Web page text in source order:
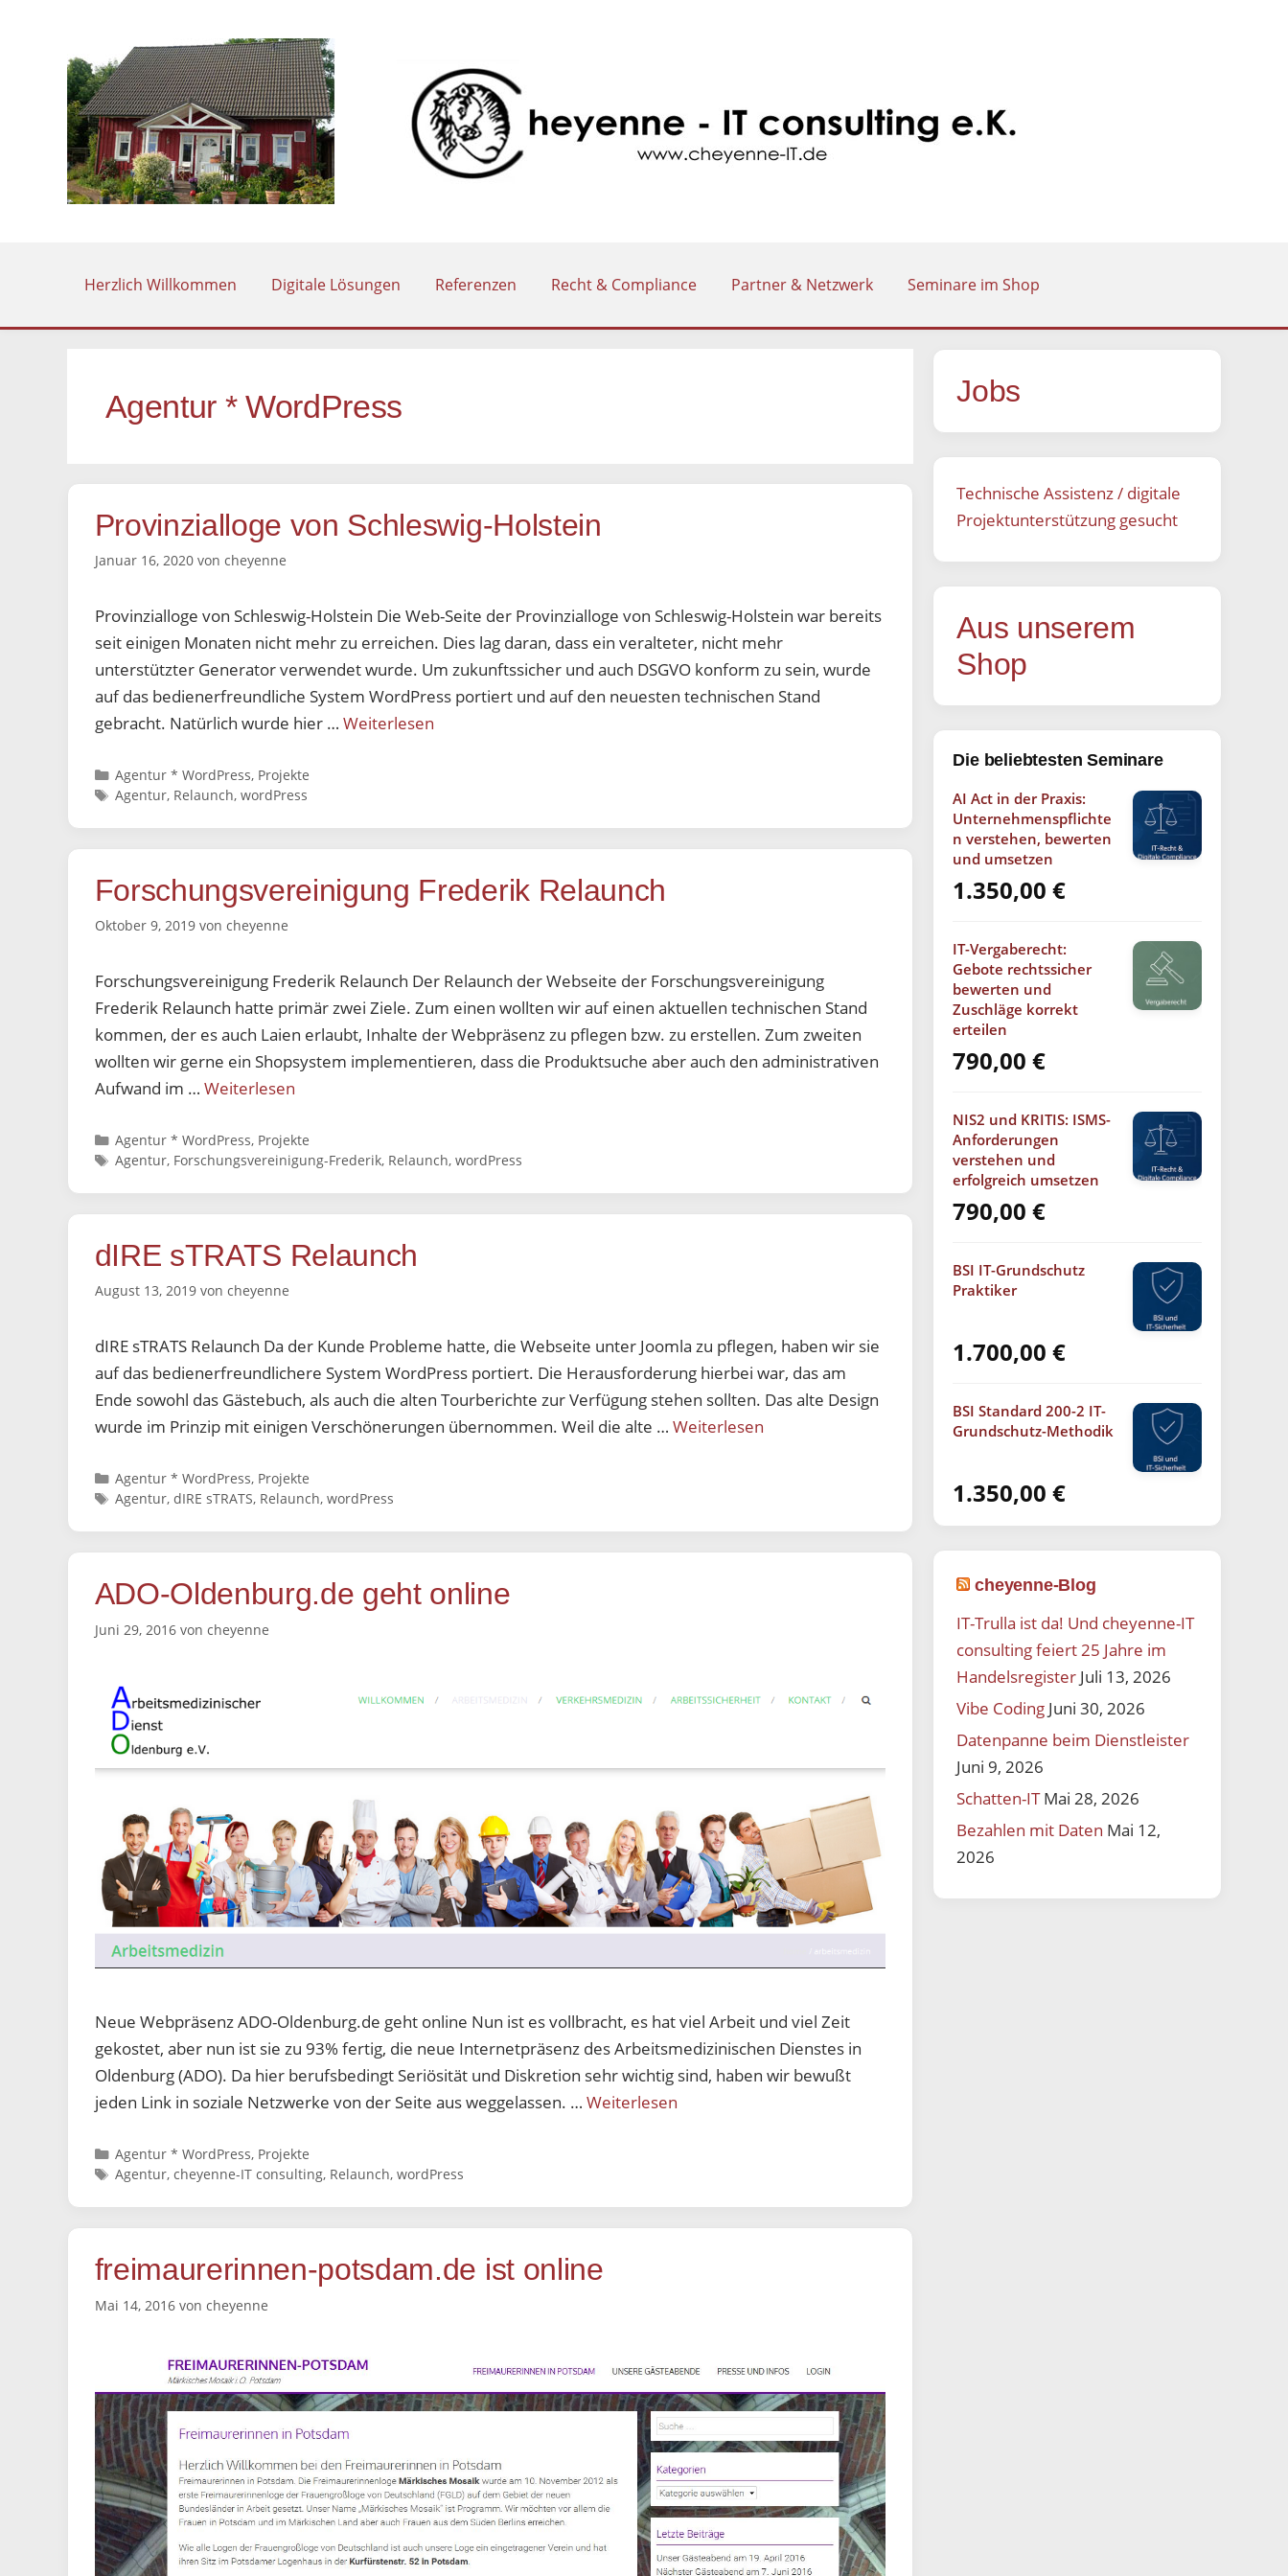
Herzlich Willkommen Digitale Lösungen Referenzen Recht & Compliance Partner & Netzwerk Seminare im Shop
Agentur * WordPress
Provinzialloge von Schleswig-Holstein
Januar 16, 2020 von cheyenne
Provinzialloge von Schleswig-Holstein Die Web-Seite der Provinzialloge von Schleswig-Holstein war bereits
seit einigen Monaten nicht mehr zu erreichen. Dies lag daran, dass ein veralteter, nicht mehr
unterstützter Generator verwendet wurde. Um zukunftssicher und auch DSGVO konform zu sein, wurde
auf das bedienerfreundliche System WordPress portiert und auf den neuesten technischen Stand
gebracht. Natürlich wurde hier … Weiterlesen
Kategorien
Agentur * WordPress, Projekte
Schlagwörter
Agentur, Relaunch,wordPress
Forschungsvereinigung Frederik Relaunch
Oktober 9, 2019 von cheyenne
Forschungsvereinigung Frederik Relaunch Der Relaunch der Webseite der Forschungsvereinigung
Frederik Relaunch hatte primär zwei Ziele. Zum einen wollten wir auf einen aktuellen technischen Stand
kommen, der es auch Laien erlaubt, Inhalte der Webpräsenz zu pflegen bzw. zu erstellen. Zum zweiten
wollten wir gerne ein Shopsystem implementieren, dass die Produktsuche aber auch den administrativen
Aufwand im … Weiterlesen
Kategorien
Agentur * WordPress, Projekte
Schlagwörter
Agentur, Forschungsvereinigung-Frederik, Relaunch,wordPress
dIRE sTRATS Relaunch
August 13, 2019 von cheyenne
dIRE sTRATS Relaunch Da der Kunde Probleme hatte, die Webseite unter Joomla zu pflegen, haben wir sie
auf das bedienerfreundlichere System WordPress portiert. Die Herausforderung hierbei war, das am
Ende sowohl das Gästebuch, als auch die alten Tourberichte zur Verfügung stehen sollten. Das alte Design
wurde im Prinzip mit einigen Verschönerungen übernommen. Weil die alte … Weiterlesen
Kategorien
Agentur * WordPress, Projekte
Schlagwörter
Agentur,dIRE sTRATS, Relaunch,wordPress
ADO-Oldenburg.de geht online
Juni 29, 2016 von cheyenne
Neue Webpräsenz ADO-Oldenburg.de geht online Nun ist es vollbracht, es hat viel Arbeit und viel Zeit
gekostet, aber nun ist sie zu 93% fertig, die neue Internetpräsenz des Arbeitsmedizinischen Dienstes in
Oldenburg (ADO). Da hier berufsbedingt Seriösität und Diskretion sehr wichtig sind, haben wir bewußt
jeden Link in soziale Netzwerke von der Seite aus weggelassen. … Weiterlesen
Kategorien
Agentur * WordPress, Projekte
Schlagwörter
Agentur,cheyenne-IT consulting, Relaunch,wordPress
freimaurerinnen-potsdam.de ist online
Mai 14, 2016 von cheyenne
Jobs
Technische Assistenz / digitale
Projektunterstützung gesucht
Aus unserem
Shop
Die beliebtesten Seminare
AI Act in der Praxis:
Unternehmenspflichte
n verstehen, bewerten
und umsetzen
1.350,00€
IT-Vergaberecht:
Gebote rechtssicher
bewerten und
Zuschläge korrekt
erteilen
790,00€
NIS2 und KRITIS: ISMS-
Anforderungen
verstehen und
erfolgreich umsetzen
790,00€
BSI IT-Grundschutz
Praktiker
1.700,00€
BSI Standard 200-2 IT-
Grundschutz-Methodik
1.350,00€
cheyenne-Blog
IT-Trulla ist da! Und cheyenne-IT
consulting feiert 25 Jahre im
Handelsregister Juli 13, 2026
Vibe Coding Juni 30, 2026
Datenpanne beim Dienstleister
Juni 9, 2026
Schatten-IT Mai 28, 2026
Bezahlen mit Daten Mai 12,
2026